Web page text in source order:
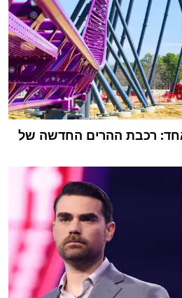
רכבת ההרים החדשה של